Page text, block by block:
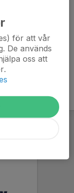
för att vår
De används
oss att